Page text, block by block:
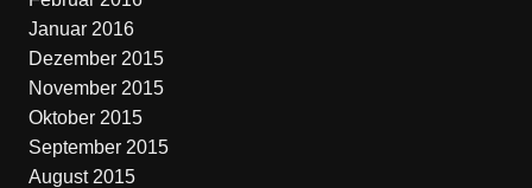
Januar 2016
Dezember 2015
November 2015
Oktober 2015
September 2015
August 2015